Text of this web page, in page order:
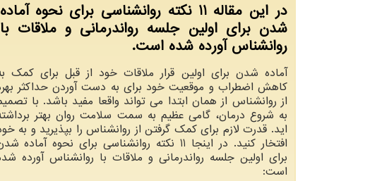
در این مقاله 11 نکته روانشناسی برای نحوه آماده
شدن برای اولین جلسه رواندرمانی و ملاقات با
روانشناس آورده شده است.
آماده شدن برای اولین قرار ملاقات خود از قبل برای کمک
کاهش اضطراب و موقعیت خود برای به دست آوردن حداکثر
از روانشناس از همان ابتدا می تواند واقعا مفید باشد. با
به شروع درمان، گامی عظیم به سمت سلامت روان بهتر
اید. قدرت لازم برای کمک گرفتن از روانشناس را بپذیرید و به
افتخار کنید. در اینجا 11 نکته روانشناسی برای نحوه آماده
برای اولین جلسه رواندرمانی و ملاقات با روانشناس آورده
است: